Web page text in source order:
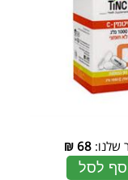
שלנו: 68
₪
לסל